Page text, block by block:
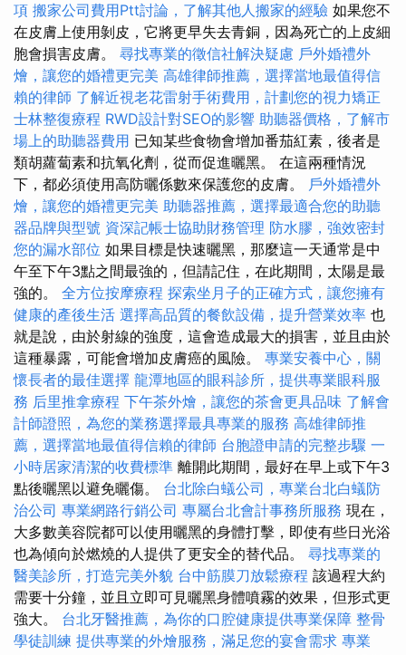
項 搬家公司費用Ptt討論，了解其他人搬家的經驗 如果您不
在皮膚上使用剝皮，它將更早失去青銅，因為死亡的上皮細
胞會損害皮膚。 尋找專業的徵信社解決疑慮 戶外婚禮外
燴，讓您的婚禮更完美 高雄律師推薦，選擇當地最值得信
賴的律師 了解近視老花雷射手術費用，計劃您的視力矯正
士林整復療程 RWD設計對SEO的影響 助聽器價格，了解市
場上的助聽器費用 已知某些食物會增加番茄紅素，後者是
類胡蘿蔔素和抗氧化劑，從而促進曬黑。 在這兩種情況
下，都必須使用高防曬係數來保護您的皮膚。 戶外婚禮外
燴，讓您的婚禮更完美 助聽器推薦，選擇最適合您的助聽
器品牌與型號 資深記帳士協助財務管理 防水膠，強效密封
您的漏水部位 如果目標是快速曬黑，那麼這一天通常是中
午至下午3點之間最強的，但請記住，在此期間，太陽是最
強的。 全方位按摩療程 探索坐月子的正確方式，讓您擁有
健康的產後生活 選擇高品質的餐飲設備，提升營業效率 也
就是說，由於射線的強度，這會造成最大的損害，並且由於
這種暴露，可能會增加皮膚癌的風險。 專業安養中心，關
懷長者的最佳選擇 龍潭地區的眼科診所，提供專業眼科服
務 后里推拿療程 下午茶外燴，讓您的茶會更具品味 了解會
計師證照，為您的業務選擇最具專業的服務 高雄律師推
薦，選擇當地最值得信賴的律師 台胞證申請的完整步驟 一
小時居家清潔的收費標準 離開此期間，最好在早上或下午3
點後曬黑以避免曬傷。 台北除白蟻公司，專業台北白蟻防
治公司 專業網路行銷公司 專屬台北會計事務所服務 現在，
大多數美容院都可以使用曬黑的身體打擊，即使有些日光浴
也為傾向於燃燒的人提供了更安全的替代品。 尋找專業的
醫美診所，打造完美外貌 台中筋膜刀放鬆療程 該過程大約
需要十分鐘，並且立即可見曬黑身體噴霧的效果，但形式更
強大。 台北牙醫推薦，為你的口腔健康提供專業保障 整骨
學徒訓練 提供專業的外燴服務，滿足您的宴會需求 專業